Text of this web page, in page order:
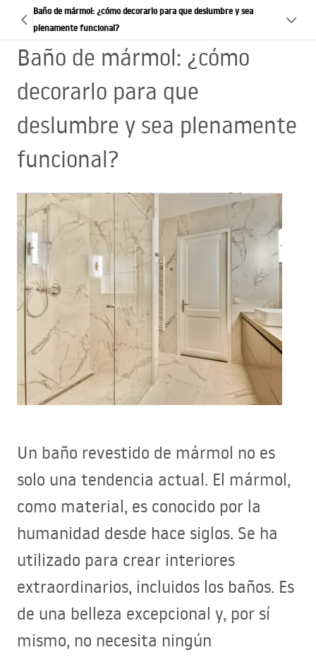
Baño de mármol: ¿cómo decorarlo para que deslumbre y sea
plenamente funcional?
Baño de mármol: ¿cómo
decorarlo para que
deslumbre y sea plenamente
funcional?
Un baño revestido de mármol no es
solo una tendencia actual. El mármol,
como material, es conocido por la
humanidad desde hace siglos. Se ha
utilizado para crear interiores
extraordinarios, incluidos los baños. Es
de una belleza excepcional y, por sí
mismo, no necesita ningún